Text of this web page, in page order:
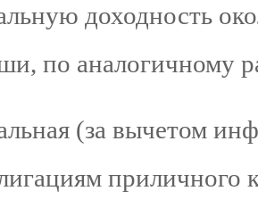
доходность
по аналогичному
(за вычетом
приличного